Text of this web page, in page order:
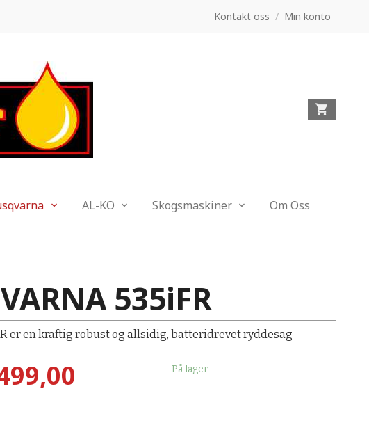
Kontakt oss / Min konto
AL-KO Skogsmaskiner Om Oss
535iFR
er en kraftig robust og allsidig, batteridrevet ryddesag
På lager